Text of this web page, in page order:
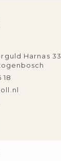
Harnas 33
18